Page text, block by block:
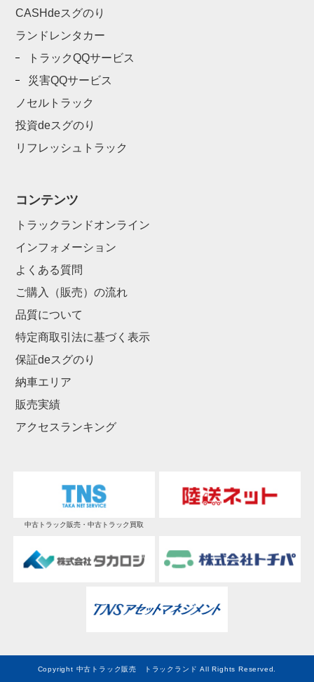
CASHdeスグのり
ランドレンタカー
トラックQQサービス
災害QQサービス
ノセルトラック
投資deスグのり
リフレッシュトラック
コンテンツ
トラックランドオンライン
インフォメーション
よくある質問
ご購入（販売）の流れ
品質について
特定商取引法に基づく表示
保証deスグのり
納車エリア
販売実績
アクセスランキング
中古トラック販売・中古トラック買取
Copyright 中古トラック販売 トラックランド All Rights Reserved.